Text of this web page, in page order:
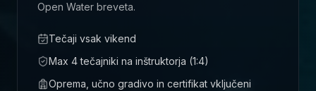
Open Water breveta.
Tečaji vsak vikend
Max 4 tečajniki na inštruktorja (1:4)
Oprema, učno gradivo in certifikat vključeni